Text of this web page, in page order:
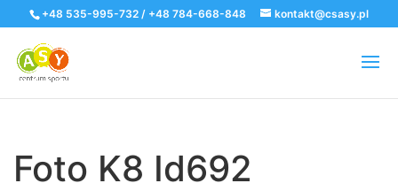
+48 535-995-732 / +48 784-668-848 kontakt@csasy.pl
Foto K8 Id692